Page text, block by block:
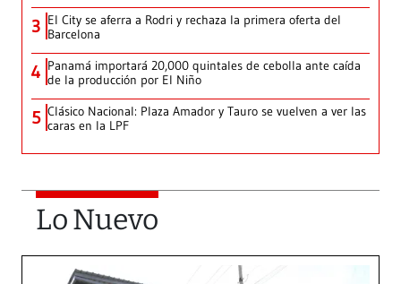
3 El City se aferra a Rodri y rechaza la primera oferta del
Barcelona
4 Panamá importará 20,000 quintales de cebolla ante caída
de la producción por El Niño
5 Clásico Nacional: Plaza Amador y Tauro se vuelven a ver las
caras en la LPF
Lo Nuevo